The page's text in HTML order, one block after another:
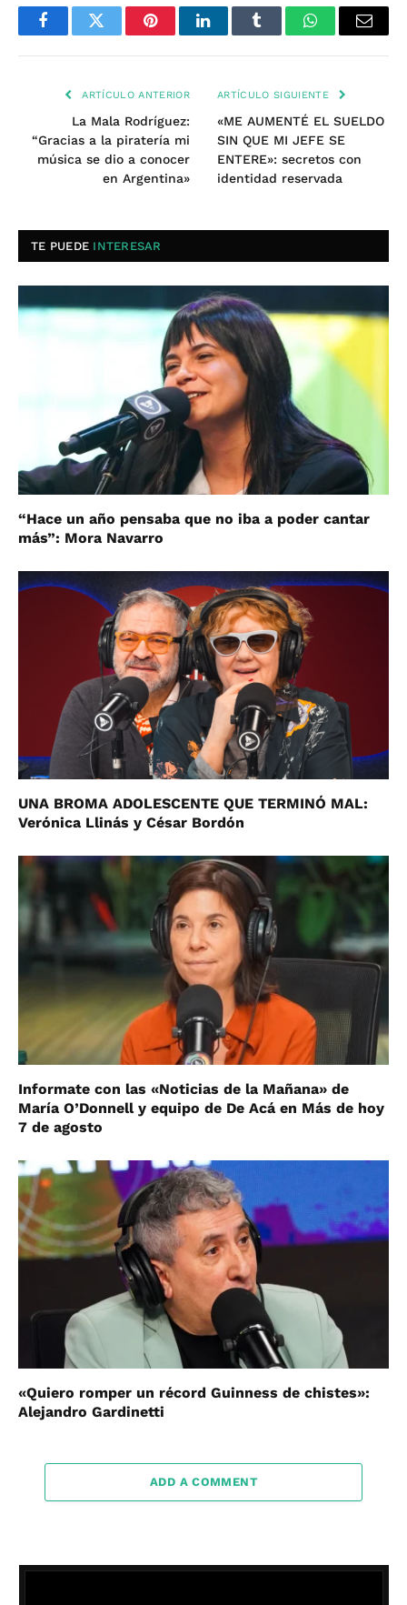
FacebookTwitter PinterestLinkedInTumblr WhatsAppEmail
ARTÍCULO ANTERIOR
La Mala Rodríguez:
“Gracias a la piratería mi
música se dio a conocer
en Argentina»
ARTÍCULO SIGUIENTE
«ME AUMENTÉ EL SUELDO
SIN QUE MI JEFE SE
ENTERE»: secretos con
identidad reservada
TE PUEDE INTERESAR
“Hace un año pensaba que no iba a poder cantar
más”: Mora Navarro
UNA BROMA ADOLESCENTE QUE TERMINÓ MAL:
Verónica Llinás y César Bordón
Informate con las «Noticias de la Mañana» de
María O’Donnell y equipo de De Acá en Más de hoy
7 de agosto
«Quiero romper un récord Guinness de chistes»:
Alejandro Gardinetti
ADD A COMMENT